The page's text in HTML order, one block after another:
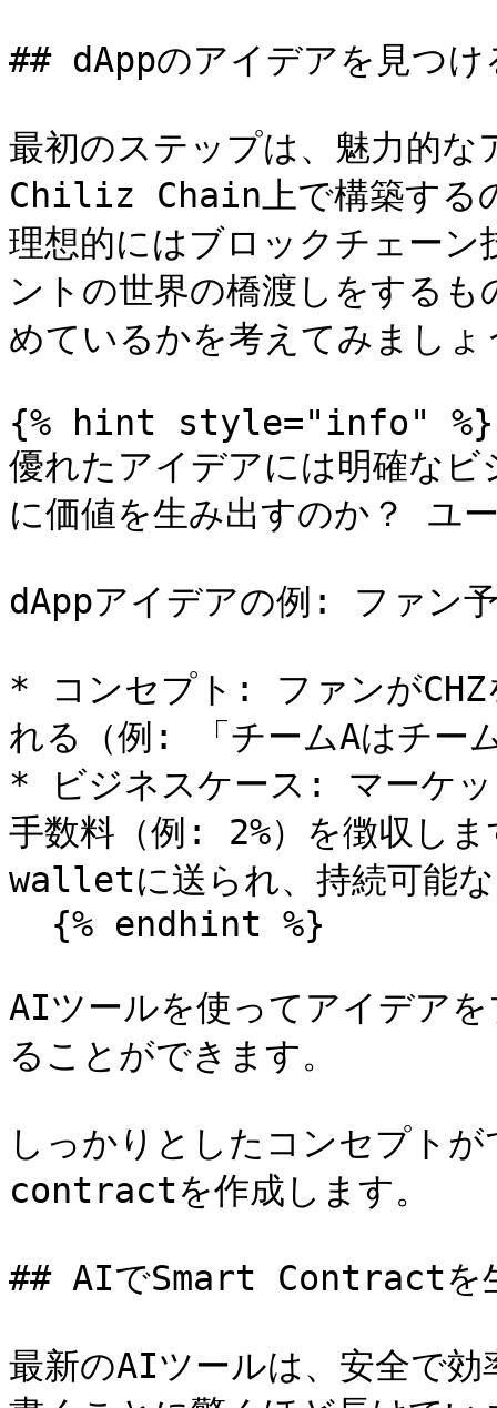
## dAppのアイデアを見つけ
最初のステップは、魅力的
Chiliz Chain上で構築する
理想的にはブロックチェー
ントの世界の橋渡しをする
めているかを考えてみましょ
{% hint style="info" %}
優れたアイデアには明確な
に価値を生み出すのか？ ユ
dAppアイデアの例: ファン
* コンセプト: ファンがCHZ
れる（例: 「チームAはチー
* ビジネスケース: マーケッ
手数料（例: 2%）を徴収し
walletに送られ、持続可能な
AIツールを使ってアイデア
ることができます。
しっかりとしたコンセプト
contractを作成します。
## AIでSmart Contractを
最新のAIツールは、安全で